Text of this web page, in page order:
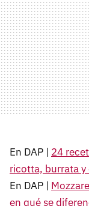
En DAP | 24
ricotta, burrata
En DAP |
en qué se